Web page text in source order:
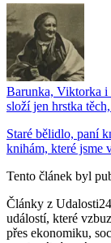
Barunka, Viktorka i
složí jen hrstka
Staré bělidlo, paní
knihám, které jsme
Tento článek byl
Články z
událostí, které
přes ekonomiku,